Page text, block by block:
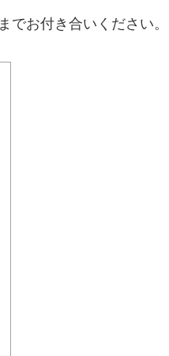
お付き合いください。